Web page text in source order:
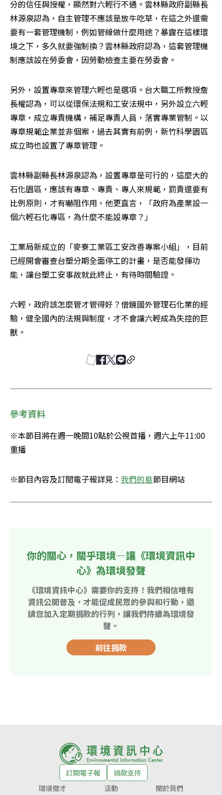
分的信任與授權，顯然對六輕行不通。雲林縣政府副縣長
林源泉認為，自主管理不應該是放牛吃草，在這之外還需
要有一套管理機制，例如管線做什麼用途？暴露在這樣環
境之下，多久就要強制換？雲林縣政府認為，這套管理機
制應該設在勞委會，因勞動檢查主要在勞委會。
另外，設置專章來管理六輕也是選項。台大職工所教授詹
長權認為，可以從環保法規和工安法規中，另外設立六輕
專章，成立專責機構，補足專責人員，落實專業管制。以
專章規範企業並非個案，過去其實有前例，新竹科學園區
成立時也設置了專章管理。
雲林縣副縣長林源泉認為，設置專章是可行的，這麼大的
石化園區，應該有專章、專責、專人來規範，罰責還要有
比例原則，才有嚇阻作用，他更直言，「政府為產業設一
個六輕石化專區，為什麼不能設專章？」
工業局新成立的「麥寮工業區工安改善專案小組」，目前
已經開會審查台塑分期全面停工的計畫，是否能發揮功
能，讓台塑工安事故就此終止，有待時間驗證。
六輕，政府該怎麼管才管得好？借鏡國外管理石化業的經
驗，健全國內的法規與制度，才不會讓六輕成為失控的巨
獸。
參考資料
※本節目將在週一晚間10點於公視首播，週六上午11:00
重播
※節目內容及訂閱電子報詳見： 我們的島節目網站
你的關心，關乎環境—讓《環境資訊中
心》為環境發聲
《環境資訊中心》需要你的支持！我們相信唯有
資訊公開普及，才能促成民眾的參與和行動，邀
請您加入定期捐款的行列，讓我們持續為環境發
聲。
前往捐款
訂閱電子報
捐款支持
環境徵才
活動 關於我們